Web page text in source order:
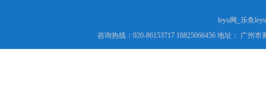
leyu网_乐鱼
咨询热线：020-86153717 18825066456 地址： 广州